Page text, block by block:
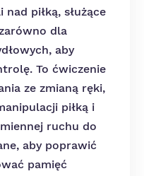
piłką, służące
dla
aby
To ćwiczenie
ze zmianą ręki,
piłką i
ruchu do
aby poprawić
pamięć